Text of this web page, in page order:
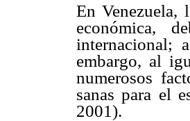
En Venezuela,
económica,
internacional;
embargo, al
numerosos
sanas para el
2001).